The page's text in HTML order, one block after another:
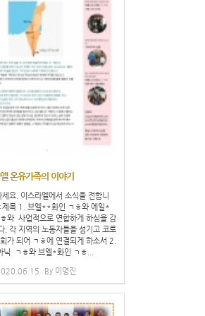
온유가족의 이야기
세요. 이스라엘에서 소식을 전합니
제목 1. 브엘**화인 ㄱㅎ와 에일*
와 사업적으로 연합하게 하심을 감
. 각 지역의 노동자들을 섬기고 코로
가 되어 ㄱㅎ에 연결되게 하소서 2.
닉 ㄱㅎ와 브엘*화인 ㄱㅎ...
By 이명진